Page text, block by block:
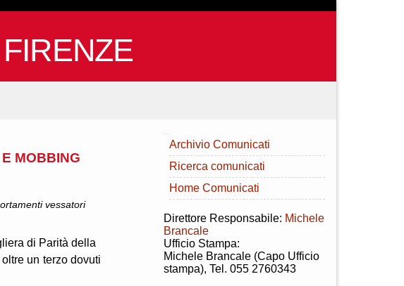
MOBBING
vessatori
di Parità della
un terzo dovuti
Archivio Comunicati
Ricerca comunicati
Home Comunicati
Direttore Responsabile: Michele
Brancale
Ufficio Stampa:
Michele Brancale (Capo Ufficio
stampa), Tel. 055 2760343